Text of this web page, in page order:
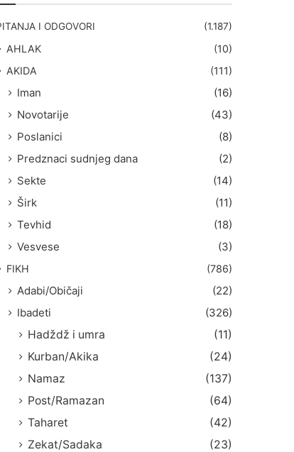
I ODGOVORI (1.187)
AHLAK
(10)
AKIDA
(111)
Iman
(16)
Novotarije
(43)
Poslanici
(8)
Predznaci sudnjeg dana
(2)
Sekte
(14)
Širk
(11)
Tevhid
(18)
Vesvese
(3)
FIKH (786)
Adabi/Običaji
(22)
Ibadeti
(326)
Hadždž i umra
(11)
Kurban/Akika
(24)
Namaz
(137)
Post/Ramazan
(64)
Taharet
(42)
Zekat/Sadaka
(23)